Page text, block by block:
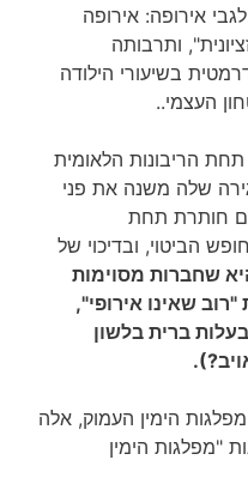
אירופה: אירופה
ותרבותה
בשיעורי הילודה
העצמי..
תחת הריבונות הלאומית
שלה משנה את פני
חותרת תחת
הביטוי, ובדיכוי של
שחברות מסוימות
שאינו אירופי",
ברית בלשון
הימין העמוק, אלה
"מפלגות הימין